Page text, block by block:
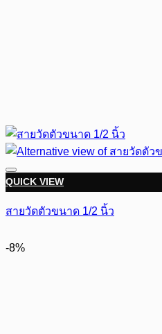
QUICK VIEW
สายวัดตัวขนาด 1/2 นิ้ว
-8%